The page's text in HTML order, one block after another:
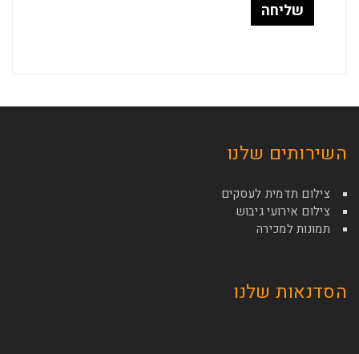
השירותים שלנו
צילום תדמית לעסקים
צילום אירועי גיבוש
תמונות למכירה
הסדנאות שלנו